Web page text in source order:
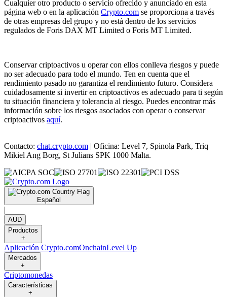
Cualquier otro producto o servicio ofrecido y anunciado en esta
página web o en la aplicación Crypto.com se proporciona a través
de otras empresas del grupo y no está dentro de los servicios
regulados de Foris DAX MT Limited o Foris MT Limited.
Conservar criptoactivos u operar con ellos conlleva riesgos y puede
no ser adecuado para todo el mundo. Ten en cuenta que el
rendimiento pasado no garantiza el rendimiento futuro. Considera
cuidadosamente si invertir en criptoactivos es adecuado para ti según
tu situación financiera y tolerancia al riesgo. Puedes encontrar más
información sobre los riesgos asociados con operar o conservar
criptoactivos aquí.
Contacto: chat.crypto.com | Oficina: Level 7, Spinola Park, Triq
Mikiel Ang Borg, St Julians SPK 1000 Malta.
Español
|
AUD
Productos
+
Aplicación Crypto.comOnchainLevel Up
Mercados
+
Criptomonedas
Características
+